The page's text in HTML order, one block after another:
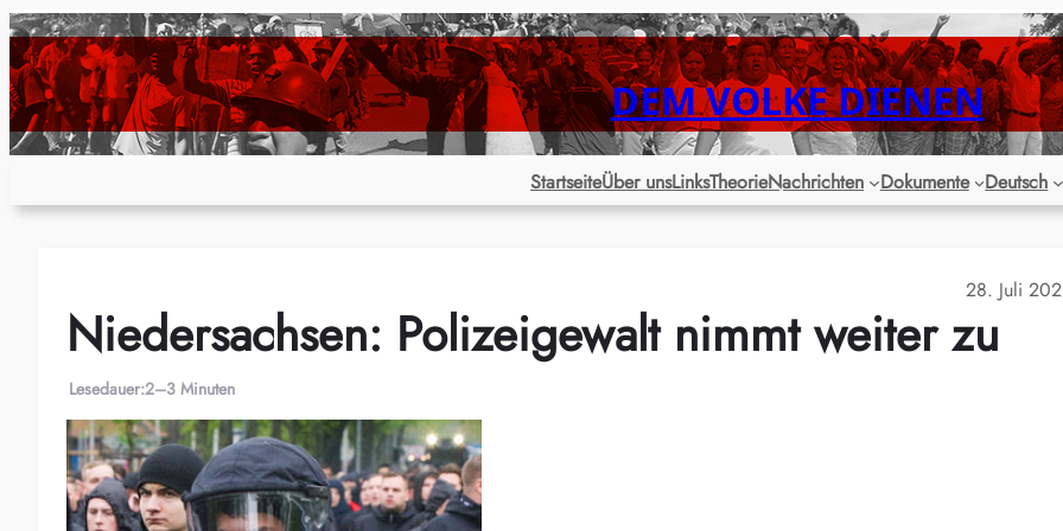
Zum
Inhalt
springen
DEM VOLKE DIENEN
StartseiteÜber unsLinksTheorieNachrichten Dokumente Deutsch
28. Juli
Niedersachsen: Polizeigewalt nimmt weiter zu
Lesedauer:2–3 Minuten